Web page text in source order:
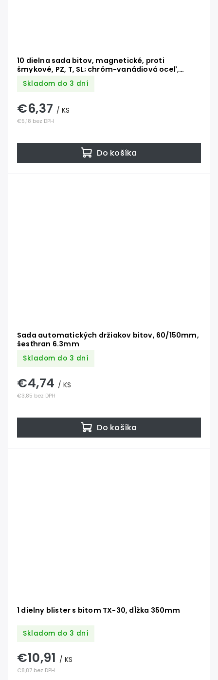
10 dielna sada bitov, magnetické, proti
šmykové, PZ, T, SL; chróm-vanádiová oceľ,
pohon 6.3mm / 1/4`
Skladom do 3 dní
€5,18 bez DPH
€6,37 / KS
Do košíka
Sada automatických držiakov bitov, 60/150mm,
šesťhran 6.3mm
Skladom do 3 dní
€3,85 bez DPH
€4,74 / KS
Do košíka
1 dielny blister s bitom TX-30, dĺžka 350mm
Skladom do 3 dní
€8,87 bez DPH
€10,91 / KS